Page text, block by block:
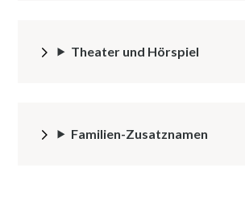
Theater und Hörspiel
Familien-Zusatznamen